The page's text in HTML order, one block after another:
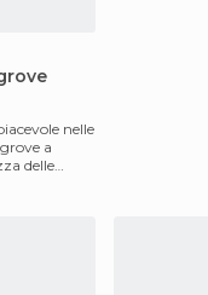
nelle
a
delle